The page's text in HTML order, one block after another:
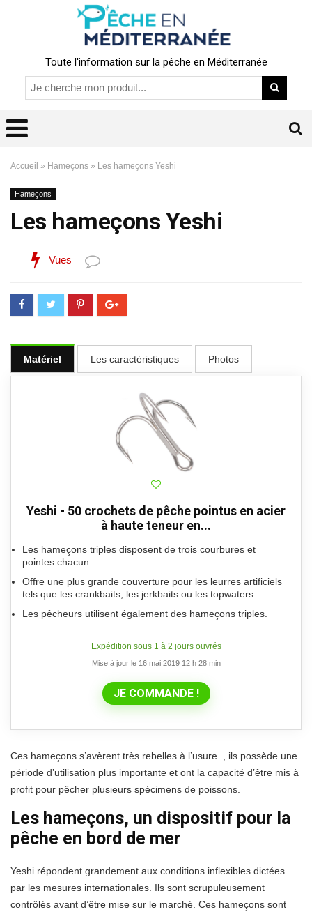
Toute l'information sur la pêche en Méditerranée
Accueil » Hameçons » Les hameçons Yeshi
Hameçons
Les hameçons Yeshi
Vues
Matériel Les caractéristiques Photos
Yeshi - 50 crochets de pêche pointus en acier
à haute teneur en...
Les hameçons triples disposent de trois courbures et
pointes chacun.
Offre une plus grande couverture pour les leurres artificiels
tels que les crankbaits, les jerkbaits ou les topwaters.
Les pêcheurs utilisent également des hameçons triples.
Expédition sous 1 à 2 jours ouvrés
Mise à jour le 16 mai 2019 12 h 28 min
JE COMMANDE !
Ces hameçons s’avèrent très rebelles à l’usure. , ils possède une
période d’utilisation plus importante et ont la capacité d’être mis à
profit pour pêcher plusieurs spécimens de poissons.
Les hameçons, un dispositif pour la
pêche en bord de mer
Yeshi répondent grandement aux conditions inflexibles dictées
par les mesures internationales. Ils sont scrupuleusement
contrôlés avant d’être mise sur le marché. Ces hameçons sont